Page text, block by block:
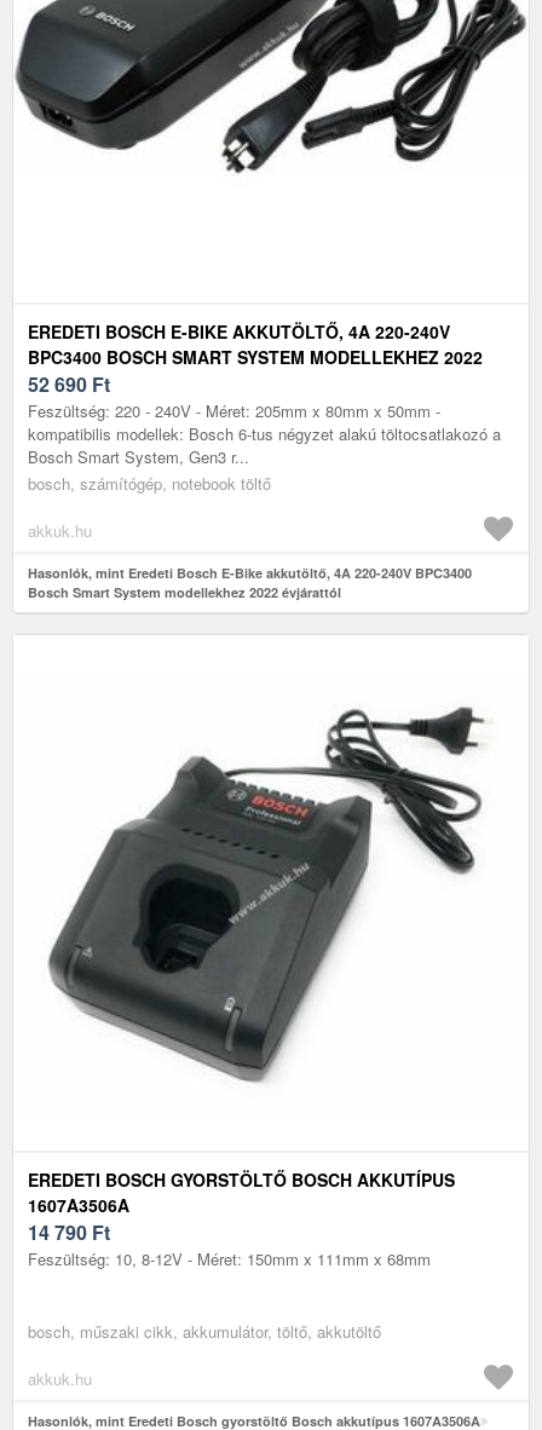
EREDETI BOSCH E-BIKE AKKUTÖLTŐ, 4A 220-240V
BPC3400 BOSCH SMART SYSTEM MODELLEKHEZ 2022
ÉVJÁRATTÓL
52 690 Ft
Feszültség: 220 - 240V - Méret: 205mm x 80mm x 50mm -
kompatibilis modellek: Bosch 6-tus négyzet alakú töltocsatlakozó a
Bosch Smart System, Gen3 r...
bosch, számítógép, notebook töltő
akkuk.hu
Hasonlók, mint Eredeti Bosch E-Bike akkutöltő, 4A 220-240V BPC3400
Bosch Smart System modellekhez 2022 évjárattól
EREDETI BOSCH GYORSTÖLTŐ BOSCH AKKUTÍPUS
1607A3506A
14 790 Ft
Feszültség: 10, 8-12V - Méret: 150mm x 111mm x 68mm
bosch, műszaki cikk, akkumulátor, töltő, akkutöltő
akkuk.hu
Hasonlók, mint Eredeti Bosch gyorstöltő Bosch akkutípus 1607A3506A